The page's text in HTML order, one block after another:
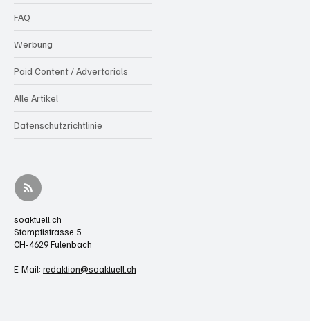
FAQ
Werbung
Paid Content / Advertorials
Alle Artikel
Datenschutzrichtlinie
soaktuell.ch
Stampfistrasse 5
CH-4629 Fulenbach
E-Mail: redaktion@soaktuell.ch